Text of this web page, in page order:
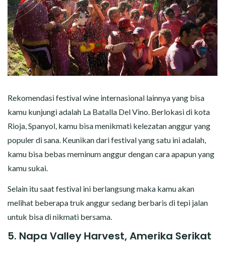
Rekomendasi festival wine internasional lainnya yang bisa
kamu kunjungi adalah La Batalla Del Vino. Berlokasi di kota
Rioja, Spanyol, kamu bisa menikmati kelezatan anggur yang
populer di sana. Keunikan dari festival yang satu ini adalah,
kamu bisa bebas meminum anggur dengan cara apapun yang
kamu sukai.
Selain itu saat festival ini berlangsung maka kamu akan
melihat beberapa truk anggur sedang berbaris di tepi jalan
untuk bisa di nikmati bersama.
5. Napa Valley Harvest, Amerika Serikat